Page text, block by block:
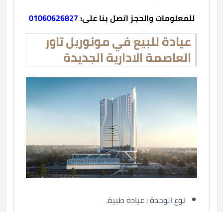
للمعلومات والحجز اتصل بنا على:01060626827
عيادة للبيع في مونوريل تاور
العاصمة الادارية الجديدة
نوع الوحدة : عيادة طبية.